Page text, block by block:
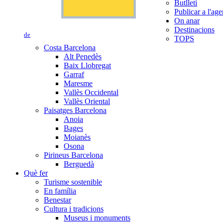
de
Butlletí
Publicar a
On anar
Destinacions
TOPS
Costa Barcelona
Alt Penedès
Baix Llobregat
Garraf
Maresme
Vallès Occidental
Vallès Oriental
Paisatges Barcelona
Anoia
Bages
Moianès
Osona
Pirineus Barcelona
Berguedà
Què fer
Turisme sostenible
En família
Benestar
Cultura i tradicions
Museus i monuments